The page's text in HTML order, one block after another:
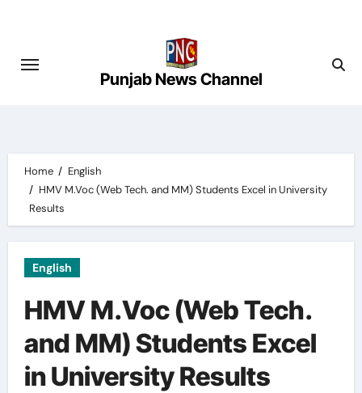
content
Punjab News Channel
Home
English
HMV M.Voc (Web Tech. and MM) Students Excel in University
Results
English
HMV M.Voc (Web Tech.
and MM) Students Excel
in University Results